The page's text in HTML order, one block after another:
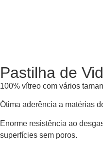
Pastilha de
100% vítreo com vários
Ótima aderência a matérias
Enorme resistência ao
superfícies sem poros.